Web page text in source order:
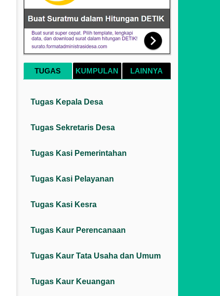
TUGAS KUMPULAN LAINNYA
Tugas Kepala Desa
Tugas Sekretaris Desa
Tugas Kasi Pemerintahan
Tugas Kasi Pelayanan
Tugas Kasi Kesra
Tugas Kaur Perencanaan
Tugas Kaur Tata Usaha dan Umum
Tugas Kaur Keuangan